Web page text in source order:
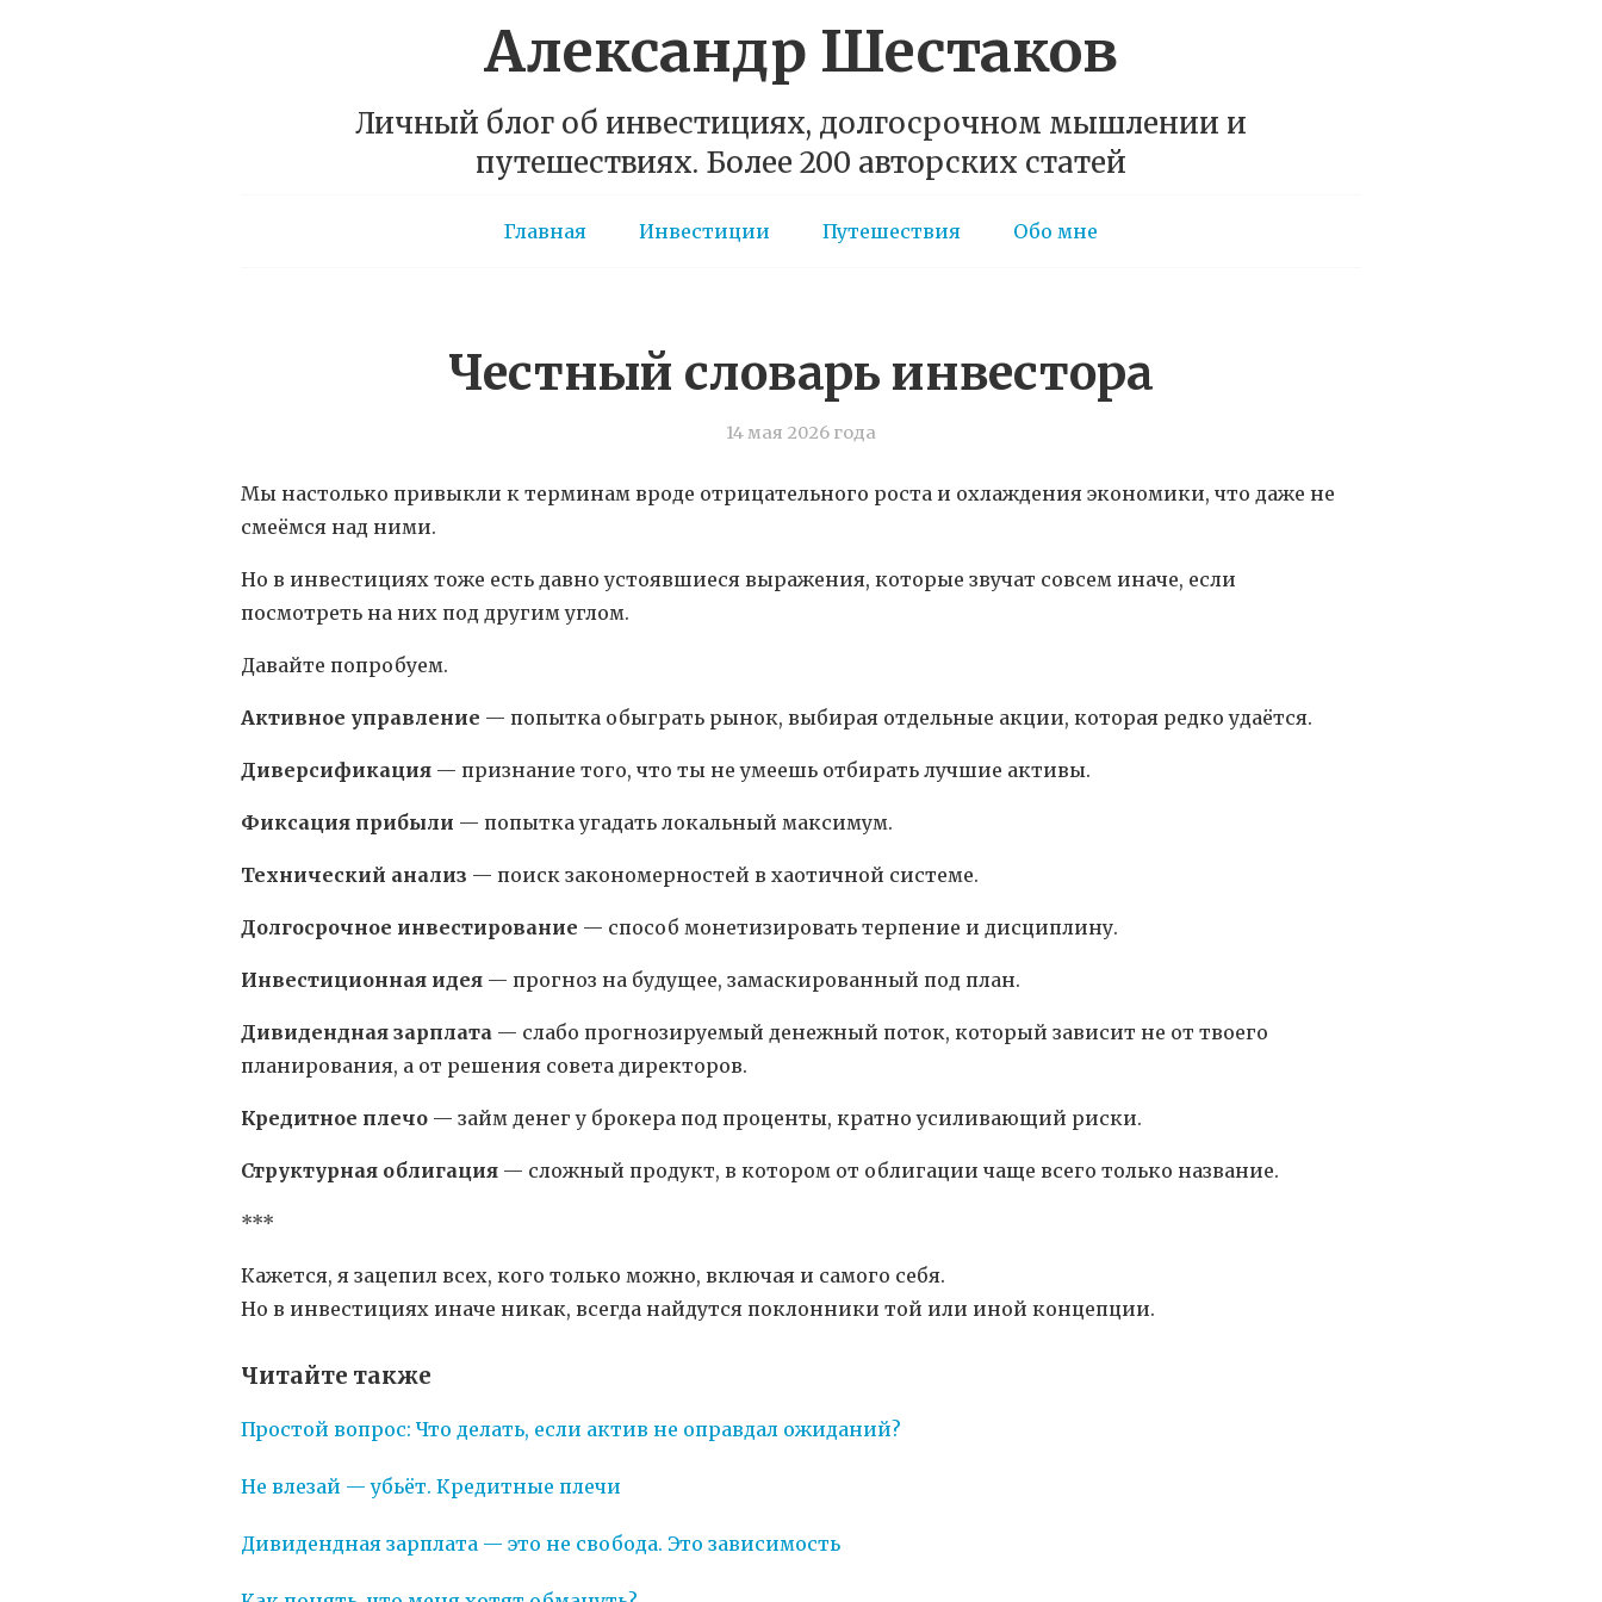
Александр Шестаков
Личный блог об инвестициях, долгосрочном мышлении и
путешествиях. Более 200 авторских статей
Главная Инвестиции Путешествия Обо мне
Честный словарь инвестора
14 мая 2026 года
Мы настолько привыкли к терминам вроде отрицательного роста и охлаждения экономики, что даже не
смеёмся над ними.
Но в инвестициях тоже есть давно устоявшиеся выражения, которые звучат совсем иначе, если
посмотреть на них под другим углом.
Давайте попробуем.
Активное управление — попытка обыграть рынок, выбирая отдельные акции, которая редко удаётся.
Диверсификация — признание того, что ты не умеешь отбирать лучшие активы.
Фиксация прибыли — попытка угадать локальный максимум.
Технический анализ — поиск закономерностей в хаотичной системе.
Долгосрочное инвестирование — способ монетизировать терпение и дисциплину.
Инвестиционная идея — прогноз на будущее, замаскированный под план.
Дивидендная зарплата — слабо прогнозируемый денежный поток, который зависит не от твоего
планирования, а от решения совета директоров.
Кредитное плечо — займ денег у брокера под проценты, кратно усиливающий риски.
Структурная облигация — сложный продукт, в котором от облигации чаще всего только название.
***
Кажется, я зацепил всех, кого только можно, включая и самого себя.
Но в инвестициях иначе никак, всегда найдутся поклонники той или иной концепции.
Читайте также
Простой вопрос: Что делать, если актив не оправдал ожиданий?
Не влезай — убьёт. Кредитные плечи
Дивидендная зарплата — это не свобода. Это зависимость